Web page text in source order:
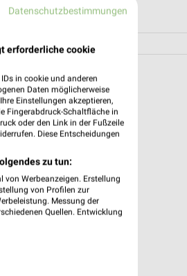
MIT GOOGLE/IOS MAPS
Datenschutzbestimmungen
erforderliche cookie
in cookie und anderen
Daten möglicherweise
Einstellungen akzeptieren,
Fingerabdruck-Schaltfläche in
oder den Link in der Fußzeile
Diese Entscheidungen
zu tun:
Werbeanzeigen. Erstellung
von Profilen zur
Messung der
Quellen. Entwicklung